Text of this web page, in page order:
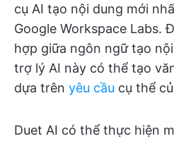
cụ AI tạo nội dung mới
Google Workspace Labs.
hợp giữa ngôn ngữ tạo
trợ lý AI này có thể tạo
dựa trên yêu cầu cụ thể
Duet AI có thể thực hiện